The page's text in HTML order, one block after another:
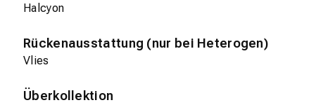
Halcyon
Rückenausstattung (nur bei Heterogen)
Vlies
Überkollektion